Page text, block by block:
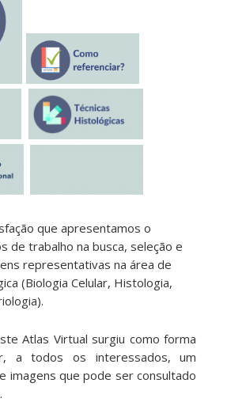
que apresentamos o
de trabalho na busca, seleção e
representativas na área de
(Biologia Celular, Histologia,
Atlas Virtual surgiu como forma
a todos os interessados, um
imagens que pode ser consultado